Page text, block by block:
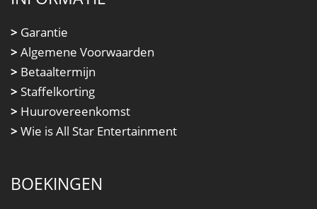
> Garantie
> Algemene Voorwaarden
> Betaaltermijn
> Staffelkorting
> Huurovereenkomst
> Wie is All Star Entertainment
BOEKINGEN